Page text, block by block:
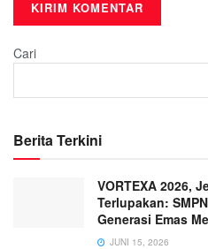
Cari
Berita Terkini
VORTEXA 2026,
Terlupakan:
Generasi Emas
JUNI 15, 2026